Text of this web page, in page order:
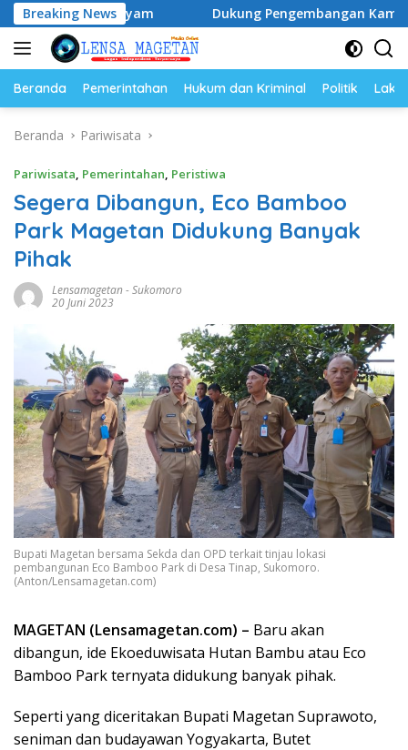
Langsung
ke
konten
Breaking News
Ayam Dukung Pengembangan Kampus UNESA di
Beranda Pemerintahan Hukum dan Kriminal Politik
Beranda Pariwisata
Pariwisata, Pemerintahan, Peristiwa
Segera Dibangun, Eco Bamboo
Park Magetan Didukung Banyak
Pihak
Lensamagetan-Sukomoro
20 Juni 2023
Bupati Magetan bersama Sekda dan OPD terkait tinjau lokasi
pembangunan Eco Bamboo Park di Desa Tinap, Sukomoro.
(Anton/Lensamagetan.com)
MAGETAN (Lensamagetan.com) – Baru akan
dibangun, ide Ekoeduwisata Hutan Bambu atau Eco
Bamboo Park ternyata didukung banyak pihak.
Seperti yang diceritakan Bupati Magetan Suprawoto,
seniman dan budayawan Yogyakarta, Butet